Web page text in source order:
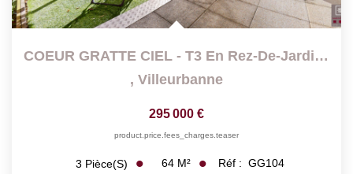
COEUR GRATTE CIEL - T3 En Rez-De-Jardin Au Calme Avec...
, Villeurbanne
295 000 €
product.price.fees_charges.teaser
3 Pièce(s) 64 M² Réf : GG104